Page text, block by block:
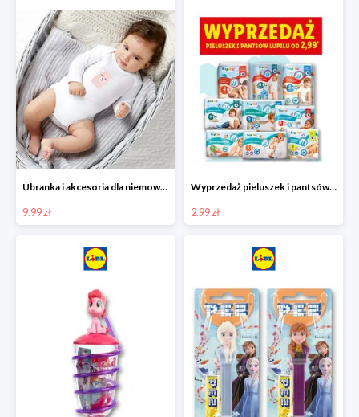
Ubranka i akcesoria dla niemowląt w Lidlu od 9,99 zł
9.99 zł
Wyprzedaż pieluszek i pantsów LUPILU od 2,99 zł
2.99 zł